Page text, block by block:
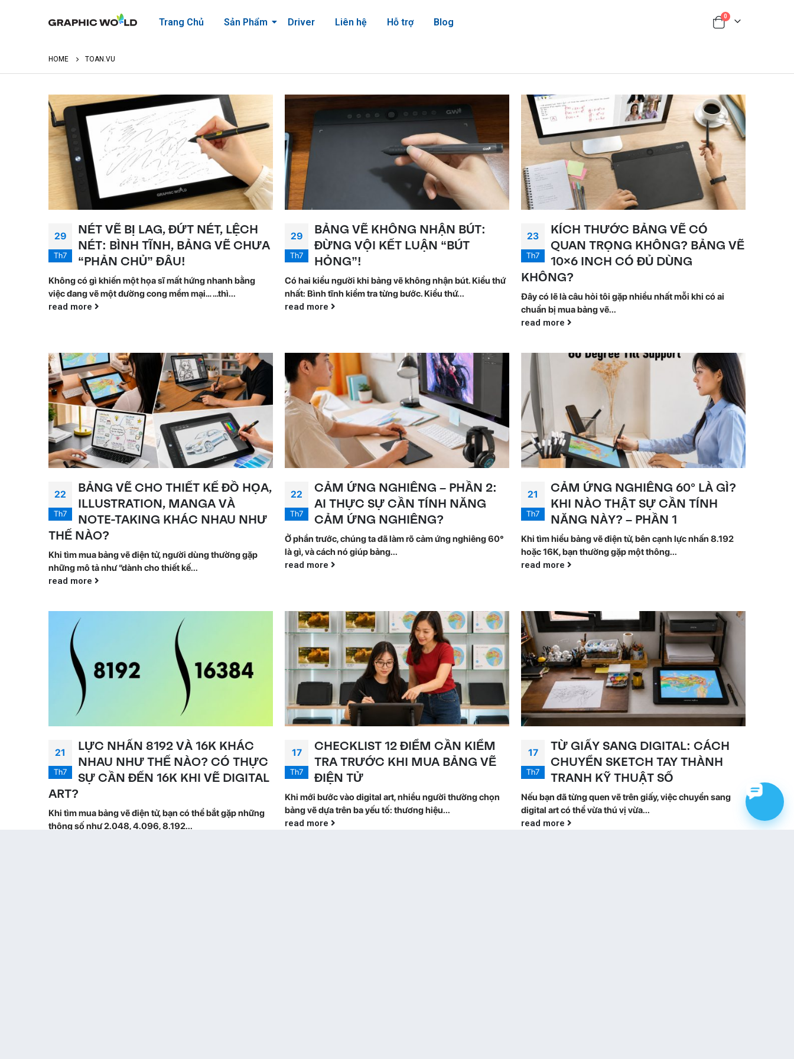
Trang Chủ Sản Phẩm Driver Liên hệ Hỗ trợ Blog
0
HOME TOAN.VU
29
Th7
NÉT VẼ BỊ LAG, ĐỨT NÉT, LỆCH
NÉT: BÌNH TĨNH, BẢNG VẼ CHƯA
“PHẢN CHỦ” ĐÂU!
Không có gì khiến một họa sĩ mất hứng nhanh bằng
việc đang vẽ một đường cong mềm mại… …thì...
read more
29
Th7
BẢNG VẼ KHÔNG NHẬN BÚT:
ĐỪNG VỘI KẾT LUẬN “BÚT
HỎNG”!
Có hai kiểu người khi bảng vẽ không nhận bút. Kiểu thứ
nhất: Bình tĩnh kiểm tra từng bước. Kiểu thứ...
read more
23
Th7
KÍCH THƯỚC BẢNG VẼ CÓ
QUAN TRỌNG KHÔNG? BẢNG VẼ
10×6 INCH CÓ ĐỦ DÙNG
KHÔNG?
Đây có lẽ là câu hỏi tôi gặp nhiều nhất mỗi khi có ai
chuẩn bị mua bảng vẽ...
read more
22
Th7
BẢNG VẼ CHO THIẾT KẾ ĐỒ HỌA,
ILLUSTRATION, MANGA VÀ
NOTE-TAKING KHÁC NHAU NHƯ
THẾ NÀO?
Khi tìm mua bảng vẽ điện tử, người dùng thường gặp
những mô tả như “dành cho thiết kế...
read more
22
Th7
CẢM ỨNG NGHIÊNG – PHẦN 2:
AI THỰC SỰ CẦN TÍNH NĂNG
CẢM ỨNG NGHIÊNG?
Ở phần trước, chúng ta đã làm rõ cảm ứng nghiêng 60°
là gì, và cách nó giúp bảng...
read more
21
Th7
CẢM ỨNG NGHIÊNG 60° LÀ GÌ?
KHI NÀO THẬT SỰ CẦN TÍNH
NĂNG NÀY? – PHẦN 1
Khi tìm hiểu bảng vẽ điện tử, bên cạnh lực nhấn 8.192
hoặc 16K, bạn thường gặp một thông...
read more
21
Th7
LỰC NHẤN 8192 VÀ 16K KHÁC
NHAU NHƯ THẾ NÀO? CÓ THỰC
SỰ CẦN ĐẾN 16K KHI VẼ DIGITAL
ART?
Khi tìm mua bảng vẽ điện tử, bạn có thể bắt gặp những
thông số như 2.048, 4.096, 8.192...
17
Th7
CHECKLIST 12 ĐIỂM CẦN KIỂM
TRA TRƯỚC KHI MUA BẢNG VẼ
ĐIỆN TỬ
Khi mới bước vào digital art, nhiều người thường chọn
bảng vẽ dựa trên ba yếu tố: thương hiệu...
read more
17
Th7
TỪ GIẤY SANG DIGITAL: CÁCH
CHUYỂN SKETCH TAY THÀNH
TRANH KỸ THUẬT SỐ
Nếu bạn đã từng quen vẽ trên giấy, việc chuyển sang
digital art có thể vừa thú vị vừa...
read more